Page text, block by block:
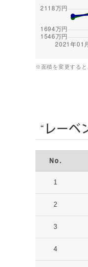
※面積を変更すると
“レーベ
No.
1
2
3
4